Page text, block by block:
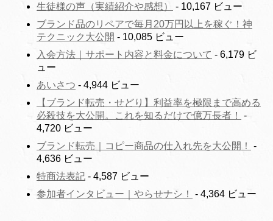
生徒様の声（実績紹介や感想）
- 10,167 ビュー
ブランド品のリペアで毎月20万円以上を稼ぐ！神
テクニック大公開 - 10,085 ビュー
入会方法｜サポート内容と料金について - 6,179 ビ
ュー
あいさつ - 4,944 ビュー
【ブランド転売・せどり】利益率を極限まで高める
必殺技を大公開。これを知るだけで億万長者！
-
4,720 ビュー
ブランド転売｜コピー商品の仕入れ先を大公開！
-
4,636 ビュー
特商法表記 - 4,587 ビュー
参加者インタビュー｜やらせナシ！
- 4,364 ビュー